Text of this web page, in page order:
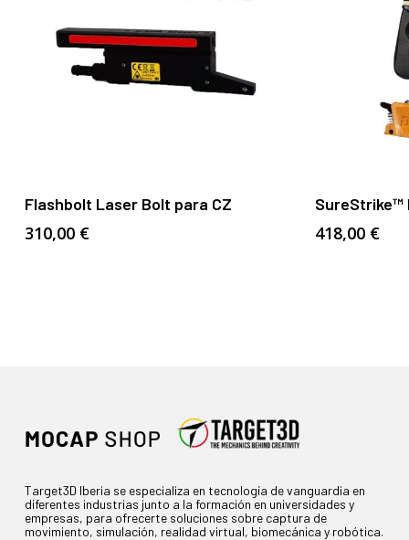
Flashbolt Laser Bolt para CZ
310,00 €
SureStrike™
418,00 €
Target3D Iberia se especializa en tecnología de vanguardia en
diferentes industrias junto a la formación en universidades y
empresas, para ofrecerte soluciones sobre captura de
movimiento, simulación, realidad virtual, biomecánica y robótica.